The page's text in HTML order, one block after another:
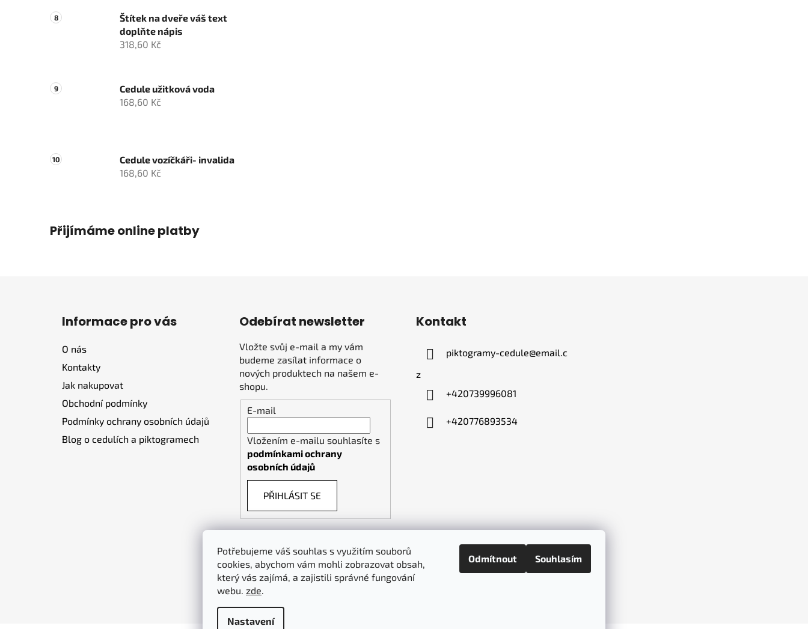
Potřebujeme váš souhlas s využitím souborů
cookies, abychom vám mohli zobrazovat obsah,
který vás zajímá, a zajistili správné fungování
webu. zde.
Nastavení
Odmítnout Souhlasím
Štítek na dveře váš text
doplňte nápis
318,60 Kč
Cedule užitková voda
168,60 Kč
Cedule vozíčkáři- invalida
168,60 Kč
Přijímáme online platby
Informace pro vás
O nás
Kontakty
Jak nakupovat
Obchodní podmínky
Podmínky ochrany osobních údajů
Blog o cedulích a piktogramech
Odebírat newsletter
Vložte svůj e-mail a my vám
budeme zasílat informace o
nových produktech na našem e-
shopu.
E-mail
Vložením e-mailu souhlasíte s
podmínkami ochrany
osobních údajů
PŘIHLÁSIT SE
Kontakt
piktogramy-cedule@email.c
z
+420739996081
+420776893534
piktogramy-cedule.cz denex.cz